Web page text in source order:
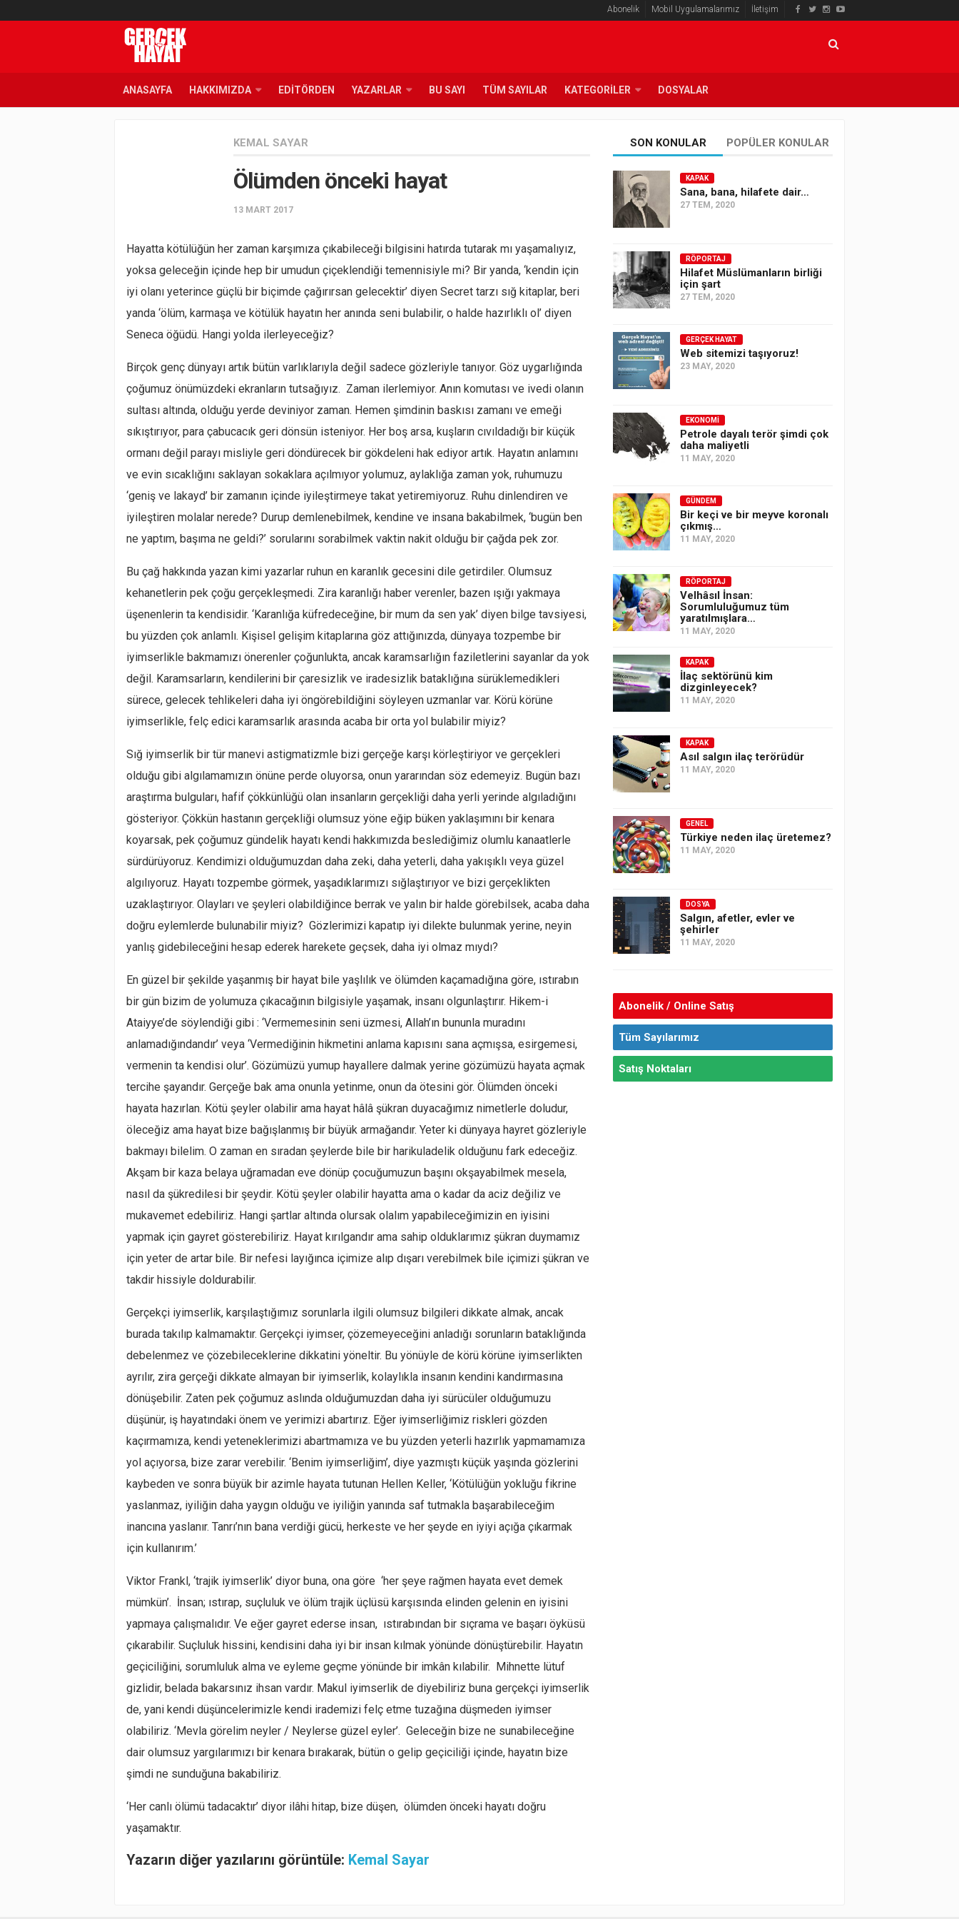
Abonelik Mobil Uygulamalarımız İletişim
ANASAYFA HAKKIMIZDA EDITÖRDEN YAZARLAR BU SAYI TÜM SAYILAR KATEGORILER DOSYALAR
KEMAL SAYAR
Ölümden önceki hayat
13 MART 2017
Hayatta kötülüğün her zaman karşımıza çıkabileceği bilgisini hatırda tutarak mı yaşamalıyız,
yoksa geleceğin içinde hep bir umudun çiçeklendiği temennisiyle mi? Bir yanda, ‘kendin için
iyi olanı yeterince güçlü bir biçimde çağırırsan gelecektir’ diyen Secret tarzı sığ kitaplar, beri
yanda ‘ölüm, karmaşa ve kötülük hayatın her anında seni bulabilir, o halde hazırlıklı ol’ diyen
Seneca öğüdü. Hangi yolda ilerleyeceğiz?
Birçok genç dünyayı artık bütün varlıklarıyla değil sadece gözleriyle tanıyor. Göz uygarlığında
çoğumuz önümüzdeki ekranların tutsağıyız. Zaman ilerlemiyor. Anın komutası ve ivedi olanın
sultası altında, olduğu yerde deviniyor zaman. Hemen şimdinin baskısı zamanı ve emeği
sıkıştırıyor, para çabucacık geri dönsün isteniyor. Her boş arsa, kuşların cıvıldadığı bir küçük
ormanı değil parayı misliyle geri döndürecek bir gökdeleni hak ediyor artık. Hayatın anlamını
ve evin sıcaklığını saklayan sokaklara açılmıyor yolumuz, aylaklığa zaman yok, ruhumuzu
‘geniş ve lakayd’ bir zamanın içinde iyileştirmeye takat yetiremiyoruz. Ruhu dinlendiren ve
iyileştiren molalar nerede? Durup demlenebilmek, kendine ve insana bakabilmek, ‘bugün ben
ne yaptım, başıma ne geldi?’ sorularını sorabilmek vaktin nakit olduğu bir çağda pek zor.
Bu çağ hakkında yazan kimi yazarlar ruhun en karanlık gecesini dile getirdiler. Olumsuz
kehanetlerin pek çoğu gerçekleşmedi. Zira karanlığı haber verenler, bazen ışığı yakmaya
üşenenlerin ta kendisidir. ‘Karanlığa küfredeceğine, bir mum da sen yak’ diyen bilge tavsiyesi,
bu yüzden çok anlamlı. Kişisel gelişim kitaplarına göz attığınızda, dünyaya tozpembe bir
iyimserlikle bakmamızı önerenler çoğunlukta, ancak karamsarlığın faziletlerini sayanlar da yok
değil. Karamsarların, kendilerini bir çaresizlik ve iradesizlik bataklığına sürüklemedikleri
sürece, gelecek tehlikeleri daha iyi öngörebildiğini söyleyen uzmanlar var. Körü körüne
iyimserlikle, felç edici karamsarlık arasında acaba bir orta yol bulabilir miyiz?
Sığ iyimserlik bir tür manevi astigmatizmle bizi gerçeğe karşı körleştiriyor ve gerçekleri
olduğu gibi algılamamızın önüne perde oluyorsa, onun yararından söz edemeyiz. Bugün bazı
araştırma bulguları, hafif çökkünlüğü olan insanların gerçekliği daha yerli yerinde algıladığını
gösteriyor. Çökkün hastanın gerçekliği olumsuz yöne eğip büken yaklaşımını bir kenara
koyarsak, pek çoğumuz gündelik hayatı kendi hakkımızda beslediğimiz olumlu kanaatlerle
sürdürüyoruz. Kendimizi olduğumuzdan daha zeki, daha yeterli, daha yakışıklı veya güzel
algılıyoruz. Hayatı tozpembe görmek, yaşadıklarımızı sığlaştırıyor ve bizi gerçeklikten
uzaklaştırıyor. Olayları ve şeyleri olabildiğince berrak ve yalın bir halde görebilsek, acaba daha
doğru eylemlerde bulunabilir miyiz? Gözlerimizi kapatıp iyi dilekte bulunmak yerine, neyin
yanlış gidebileceğini hesap ederek harekete geçsek, daha iyi olmaz mıydı?
En güzel bir şekilde yaşanmış bir hayat bile yaşlılık ve ölümden kaçamadığına göre, ıstırabın
bir gün bizim de yolumuza çıkacağının bilgisiyle yaşamak, insanı olgunlaştırır. Hikem-i
Ataiyye’de söylendiği gibi : ‘Vermemesinin seni üzmesi, Allah’ın bununla muradını
anlamadığındandır’ veya ‘Vermediğinin hikmetini anlama kapısını sana açmışsa, esirgemesi,
vermenin ta kendisi olur’. Gözümüzü yumup hayallere dalmak yerine gözümüzü hayata açmak
tercihe şayandır. Gerçeğe bak ama onunla yetinme, onun da ötesini gör. Ölümden önceki
hayata hazırlan. Kötü şeyler olabilir ama hayat hâlâ şükran duyacağımız nimetlerle doludur,
öleceğiz ama hayat bize bağışlanmış bir büyük armağandır. Yeter ki dünyaya hayret gözleriyle
bakmayı bilelim. O zaman en sıradan şeylerde bile bir harikuladelik olduğunu fark edeceğiz.
Akşam bir kaza belaya uğramadan eve dönüp çocuğumuzun başını okşayabilmek mesela,
nasıl da şükredilesi bir şeydir. Kötü şeyler olabilir hayatta ama o kadar da aciz değiliz ve
mukavemet edebiliriz. Hangi şartlar altında olursak olalım yapabileceğimizin en iyisini
yapmak için gayret gösterebiliriz. Hayat kırılgandır ama sahip olduklarımız şükran duymamız
için yeter de artar bile. Bir nefesi layığınca içimize alıp dışarı verebilmek bile içimizi şükran ve
takdir hissiyle doldurabilir.
Gerçekçi iyimserlik, karşılaştığımız sorunlarla ilgili olumsuz bilgileri dikkate almak, ancak
burada takılıp kalmamaktır. Gerçekçi iyimser, çözemeyeceğini anladığı sorunların bataklığında
debelenmez ve çözebileceklerine dikkatini yöneltir. Bu yönüyle de körü körüne iyimserlikten
ayrılır, zira gerçeği dikkate almayan bir iyimserlik, kolaylıkla insanın kendini kandırmasına
dönüşebilir. Zaten pek çoğumuz aslında olduğumuzdan daha iyi sürücüler olduğumuzu
düşünür, iş hayatındaki önem ve yerimizi abartırız. Eğer iyimserliğimiz riskleri gözden
kaçırmamıza, kendi yeteneklerimizi abartmamıza ve bu yüzden yeterli hazırlık yapmamamıza
yol açıyorsa, bize zarar verebilir. ‘Benim iyimserliğim’, diye yazmıştı küçük yaşında gözlerini
kaybeden ve sonra büyük bir azimle hayata tutunan Hellen Keller, ‘Kötülüğün yokluğu fikrine
yaslanmaz, iyiliğin daha yaygın olduğu ve iyiliğin yanında saf tutmakla başarabileceğim
inancına yaslanır. Tanrı’nın bana verdiği gücü, herkeste ve her şeyde en iyiyi açığa çıkarmak
için kullanırım.’
Viktor Frankl, ‘trajik iyimserlik’ diyor buna, ona göre ‘her şeye rağmen hayata evet demek
mümkün’. İnsan; ıstırap, suçluluk ve ölüm trajik üçlüsü karşısında elinden gelenin en iyisini
yapmaya çalışmalıdır. Ve eğer gayret ederse insan, ıstırabından bir sıçrama ve başarı öyküsü
çıkarabilir. Suçluluk hissini, kendisini daha iyi bir insan kılmak yönünde dönüştürebilir. Hayatın
geçiciliğini, sorumluluk alma ve eyleme geçme yönünde bir imkân kılabilir. Mihnette lütuf
gizlidir, belada bakarsınız ihsan vardır. Makul iyimserlik de diyebiliriz buna gerçekçi iyimserlik
de, yani kendi düşüncelerimizle kendi irademizi felç etme tuzağına düşmeden iyimser
olabiliriz. ‘Mevla görelim neyler / Neylerse güzel eyler’. Geleceğin bize ne sunabileceğine
dair olumsuz yargılarımızı bir kenara bırakarak, bütün o gelip geçiciliği içinde, hayatın bize
şimdi ne sunduğuna bakabiliriz.
‘Her canlı ölümü tadacaktır’ diyor ilâhi hitap, bize düşen, ölümden önceki hayatı doğru
yaşamaktır.
Yazarın diğer yazılarını görüntüle: Kemal Sayar
SON KONULAR POPÜLER KONULAR
KAPAK
Sana, bana, hilafete dair…
27 TEM, 2020
RÖPORTAJ
Hilafet Müslümanların birliği
için şart
27 TEM, 2020
GERÇEK HAYAT
Web sitemizi taşıyoruz!
23 MAY, 2020
EKONOMI
Petrole dayalı terör şimdi çok
daha maliyetli
11 MAY, 2020
GÜNDEM
Bir keçi ve bir meyve koronalı
çıkmış…
11 MAY, 2020
RÖPORTAJ
Velhâsıl İnsan:
Sorumluluğumuz tüm
yaratılmışlara…
11 MAY, 2020
KAPAK
İlaç sektörünü kim
dizginleyecek?
11 MAY, 2020
KAPAK
Asıl salgın ilaç terörüdür
11 MAY, 2020
GENEL
Türkiye neden ilaç üretemez?
11 MAY, 2020
DOSYA
Salgın, afetler, evler ve
şehirler
11 MAY, 2020
Abonelik / Online Satış
Tüm Sayılarımız
Satış Noktaları